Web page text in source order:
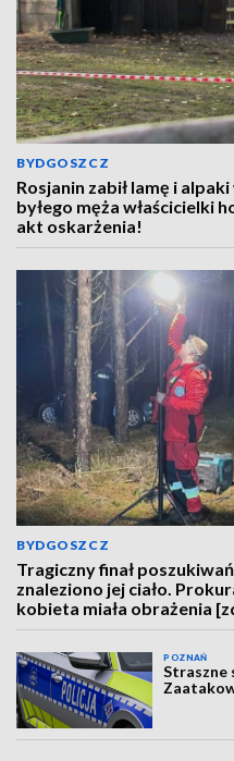
BYDGOSZCZ
Rosjanin zabił lamę i
byłego męża właścicielki
akt oskarżenia!
BYDGOSZCZ
Tragiczny finał
znaleziono jej ciało.
kobieta miała obrażenia
POZNAŃ
Straszne